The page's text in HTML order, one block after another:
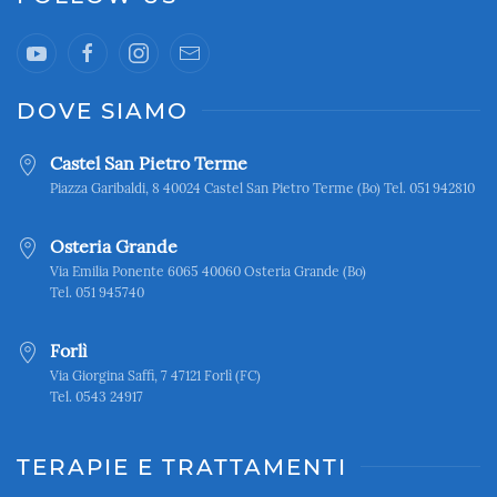
DOVE SIAMO
Castel San Pietro Terme
Piazza Garibaldi, 8 40024 Castel San Pietro Terme (Bo) Tel. 051 942810
Osteria Grande
Via Emilia Ponente 6065 40060 Osteria Grande (Bo)
Tel. 051 945740
Forlì
Via Giorgina Saffi, 7 47121 Forlì (FC)
Tel. 0543 24917
TERAPIE E TRATTAMENTI